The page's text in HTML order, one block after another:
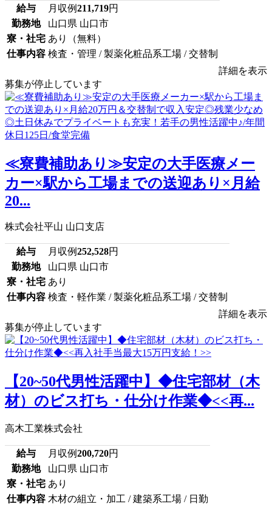
給与 月収例211,719円
勤務地
山口県 山口市
寮・社宅 あり（無料）
仕事内容 検査・管理 / 製薬化粧品系工場 / 交替制
詳細を表示
募集が停止しています
≪寮費補助あり≫安定の大手医療メー
カー×駅から工場までの送迎あり×月給
20...
株式会社平山 山口支店
給与 月収例252,528円
勤務地
山口県 山口市
寮・社宅 あり
仕事内容 検査・軽作業 / 製薬化粧品系工場 / 交替制
詳細を表示
募集が停止しています
【20~50代男性活躍中】◆住宅部材（木
材）のビス打ち・仕分け作業◆<<再...
高木工業株式会社
給与 月収例200,720円
勤務地
山口県 山口市
寮・社宅 あり
仕事内容 木材の組立・加工 / 建築系工場 / 日勤